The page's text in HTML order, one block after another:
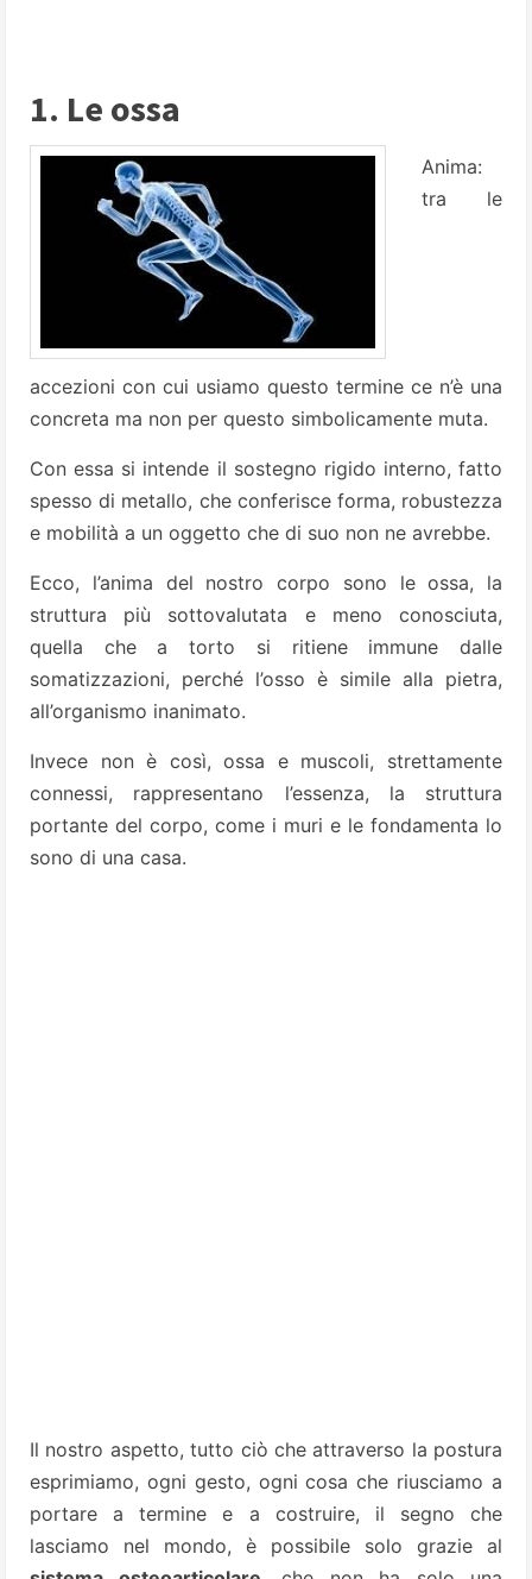
1. Le ossa
Anima:
tra le
accezioni con cui usiamo questo termine ce n’è una
concreta ma non per questo simbolicamente muta.
Con essa si intende il sostegno rigido interno, fatto
spesso di metallo, che conferisce forma, robustezza
e mobilità a un oggetto che di suo non ne avrebbe.
Ecco, l’anima del nostro corpo sono le ossa, la
struttura più sottovalutata e meno conosciuta,
quella che a torto si ritiene immune dalle
somatizzazioni, perché l’osso è simile alla pietra,
all’organismo inanimato.
Invece non è così, ossa e muscoli, strettamente
connessi, rappresentano l’essenza, la struttura
portante del corpo, come i muri e le fondamenta lo
sono di una casa.
Il nostro aspetto, tutto ciò che attraverso la postura
esprimiamo, ogni gesto, ogni cosa che riusciamo a
portare a termine e a costruire, il segno che
lasciamo nel mondo, è possibile solo grazie al